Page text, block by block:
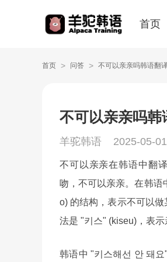
首页
首页 > 问答 > 不可以亲亲吗韩语翻
不可以亲亲吗韩
羊驼韩语 2025-05-
不可以亲亲在韩语中翻
吻，不可以亲亲。在韩语
o) 的结构，表示不可以
法是 "키스" (kiseu)，表示
韩语中 "키스해선 안 돼